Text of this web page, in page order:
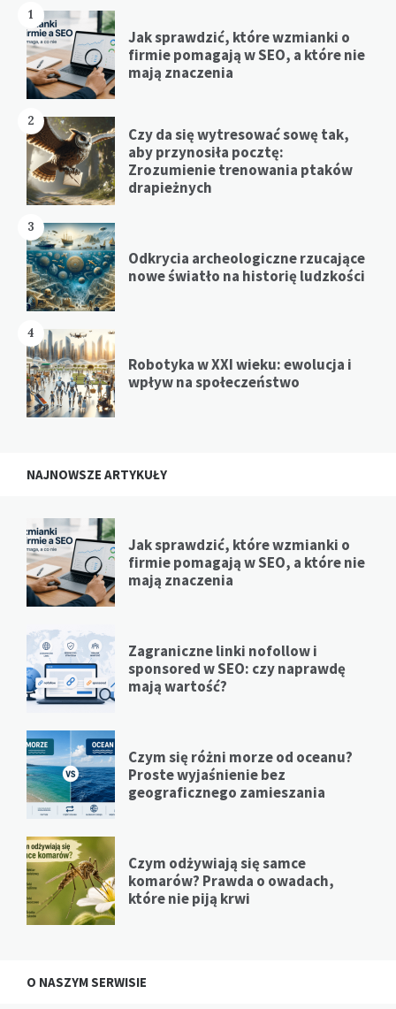
1
Jak sprawdzić, które wzmianki o
firmie pomagają w SEO, a które nie
mają znaczenia
2
Czy da się wytresować sowę tak,
aby przynosiła pocztę:
Zrozumienie trenowania ptaków
drapieżnych
3
Odkrycia archeologiczne rzucające
nowe światło na historię ludzkości
4
Robotyka w XXI wieku: ewolucja i
wpływ na społeczeństwo
NAJNOWSZE ARTYKUŁY
Jak sprawdzić, które wzmianki o
firmie pomagają w SEO, a które nie
mają znaczenia
Zagraniczne linki nofollow i
sponsored w SEO: czy naprawdę
mają wartość?
Czym się różni morze od oceanu?
Proste wyjaśnienie bez
geograficznego zamieszania
Czym odżywiają się samce
komarów? Prawda o owadach,
które nie piją krwi
O NASZYM SERWISIE